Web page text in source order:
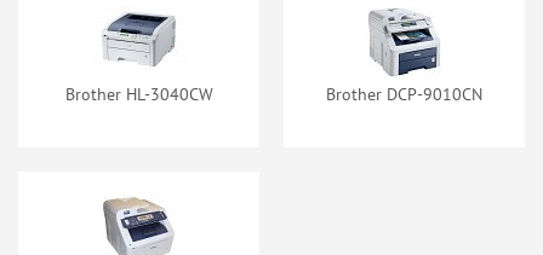
Brother HL-3040CW Brother DCP-9010CN